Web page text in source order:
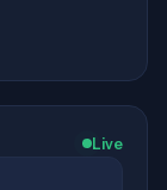
Live